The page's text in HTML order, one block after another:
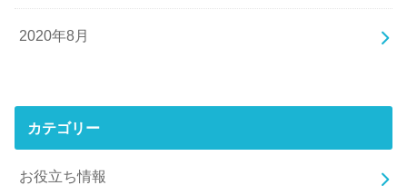
2020年8月
カテゴリー
お役立ち情報